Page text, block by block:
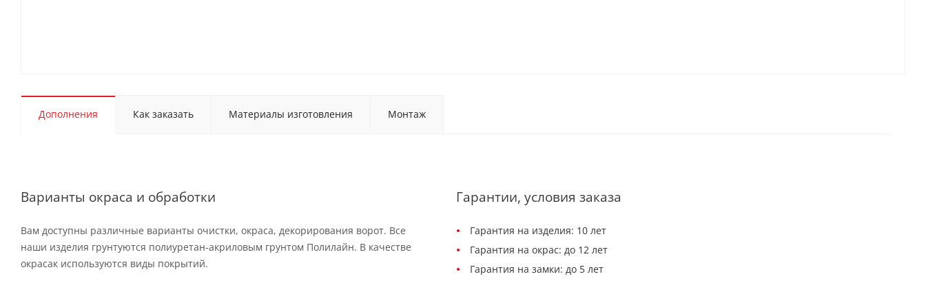
Дополнения Как заказать Материалы изготовления Монтаж
Варианты окраса и обработки
Вам доступны различные варианты очистки, окраса, декорирования ворот. Все
наши изделия грунтуются полиуретан-акриловым грунтом Полилайн. В качестве
окрасак используются виды покрытий.
Гарантии, условия заказа
Гарантия на изделия: 10 лет
Гарантия на окрас: до 12 лет
Гарантия на замки: до 5 лет